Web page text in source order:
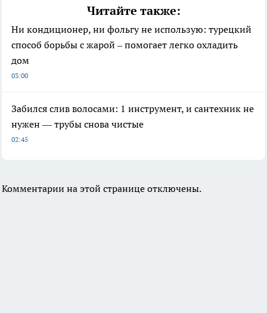
Читайте также:
Ни кондиционер, ни фольгу не использую: турецкий
способ борьбы с жарой – помогает легко охладить
дом
03:00
Забился слив волосами: 1 инструмент, и сантехник не
нужен — трубы снова чистые
02:45
Комментарии на этой странице отключены.